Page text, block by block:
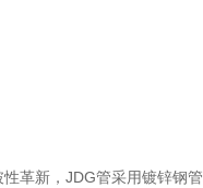
新，JDG管采用镀锌